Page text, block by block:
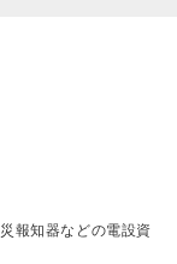
報知器などの電設資